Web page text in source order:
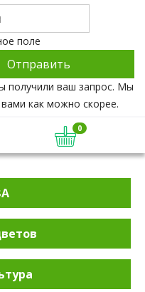
поле
получили ваш запрос. Мы
как можно скорее.
0